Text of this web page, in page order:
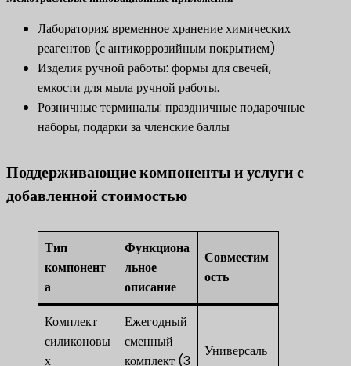
Лаборатория: временное хранение химических
реагентов (с антикоррозийным покрытием)
Изделия ручной работы: формы для свечей,
емкости для мыла ручной работы.
Розничные терминалы: праздничные подарочные
наборы, подарки за членские баллы
Поддерживающие компоненты и услуги с
добавленной стоимостью
Тип
компонент
а
Функциона
льное
описание
Совместим
ость
Комплект
силиконовы
х
Ежегодный
сменный
комплект (3
Универсаль